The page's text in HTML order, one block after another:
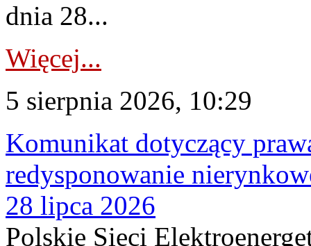
dnia 28...
Więcej...
5 sierpnia 2026, 10:29
Komunikat dotyczący
redysponowanie
28 lipca 2026
Polskie Sieci